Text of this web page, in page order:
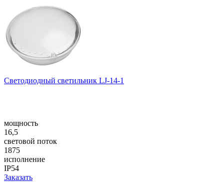
Светодиодный светильник LJ-14-1
мощность
16,5
световой поток
1875
исполнение
IP54
Заказать